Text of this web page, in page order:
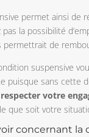
permet ainsi de
pas la possibilité
permettrait de
suspensive
puisque sans cette
respecter votre
que soit votre
concernant la